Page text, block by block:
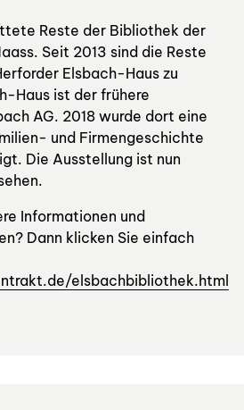
Reste der Bibliothek der
Seit 2013 sind die Reste
Elsbach-Haus zu
Haus ist der frühere
AG. 2018 wurde dort eine
und Firmengeschichte
Die Ausstellung ist nun
Informationen und
Dann klicken Sie einfach
elsbachbibliothek.html